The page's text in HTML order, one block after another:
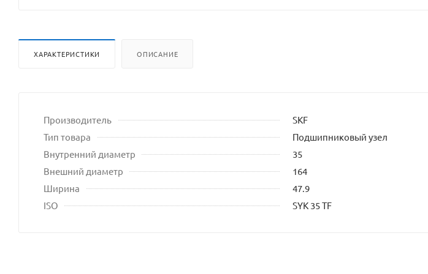
ХАРАКТЕРИСТИКИ ОПИСАНИЕ
Производитель
SKF
Тип товара
Подшипниковый узел
Внутренний диаметр
35
Внешний диаметр
164
Ширина
47.9
ISO
SYK 35 TF